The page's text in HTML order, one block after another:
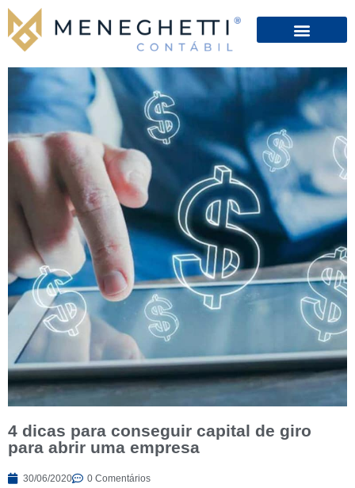
4 dicas para conseguir capital de giro
para abrir uma empresa
30/06/2020 0 Comentários